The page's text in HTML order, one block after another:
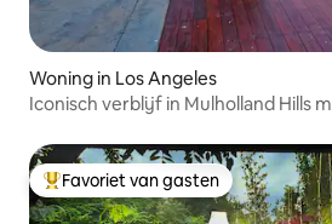
Woning in Los Angeles
Iconisch verblijf in Mulholland Hills
Topfavoriet van gasten
Favoriet van gasten